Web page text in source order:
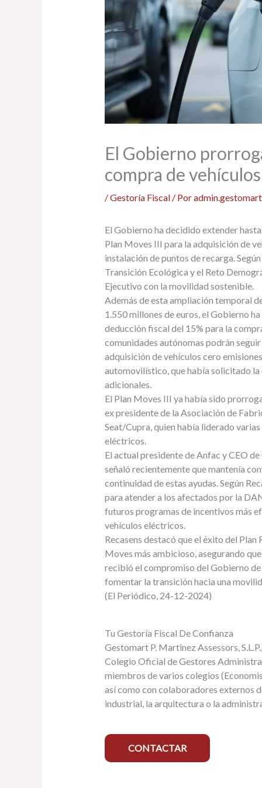
El Gobierno
compra de
/Gestoría Fiscal/ Poradmin.gestomart
El Gobierno ha decidido extender
Plan Moves III para la adquisición de
instalación de puntos de recarga.
Transición Ecológica y el Reto
Ejecutivo con la movilidad sostenible.
Además de esta ampliación temporal
1.550 millones de euros, el Gobierno
deducción fiscal del 15% para la
comunidades autónomas podrán
adquisición de vehículos cero
automovilístico, que había solicitado
adicionales.
El Plan Moves III ya había sido
ex presidente de la Asociación de
Seat/Cupra, quien había liderado
eléctricos.
El actual presidente de Anfac y CEO
señaló recientemente que mantenía
continuidad de estas ayudas. Según
para atender a los afectados por la
futuros programas de incentivos más
vehículos eléctricos.
Recasens destacó que el éxito del
Moves más ambicioso, asegurando
recibió el compromiso del Gobierno
fomentar la transición hacia una
(El Periódico, 24-12-2024)
Tu Gestoría Fiscal De Confianza
Gestomart P. Martinez Assessors,
Colegio Oficial de Gestores
miembros de varios colegios
así como con colaboradores externos
industrial, la arquitectura o la
CONTACTAR